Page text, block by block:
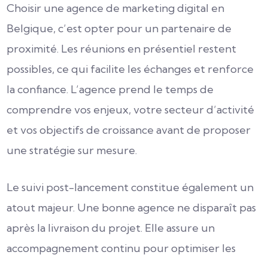
Choisir une agence de marketing digital en
Belgique, c’est opter pour un partenaire de
proximité. Les réunions en présentiel restent
possibles, ce qui facilite les échanges et renforce
la confiance. L’agence prend le temps de
comprendre vos enjeux, votre secteur d’activité
et vos objectifs de croissance avant de proposer
une stratégie sur mesure.
Le suivi post-lancement constitue également un
atout majeur. Une bonne agence ne disparaît pas
après la livraison du projet. Elle assure un
accompagnement continu pour optimiser les